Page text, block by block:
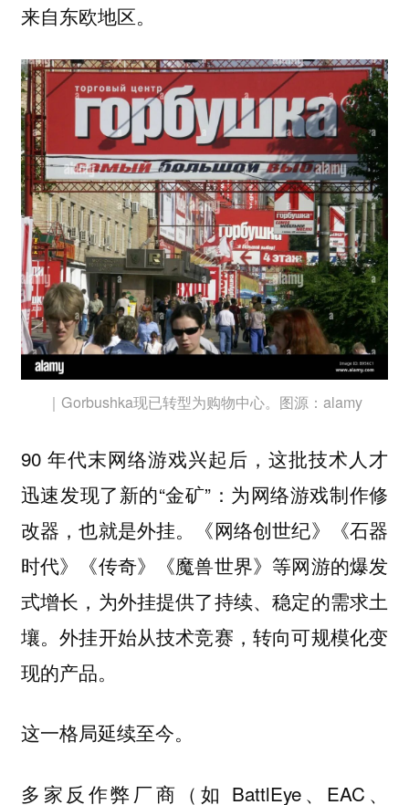
来自东欧地区。
｜Gorbushka现已转型为购物中心。图源：alamy
90 年代末网络游戏兴起后，这批技术人才
迅速发现了新的“金矿”：为网络游戏制作修
改器，也就是外挂。《网络创世纪》《石器
时代》《传奇》《魔兽世界》等网游的爆发
式增长，为外挂提供了持续、稳定的需求土
壤。外挂开始从技术竞赛，转向可规模化变
现的产品。
这一格局延续至今。
多家反作弊厂商（如 BattlEye、EAC、